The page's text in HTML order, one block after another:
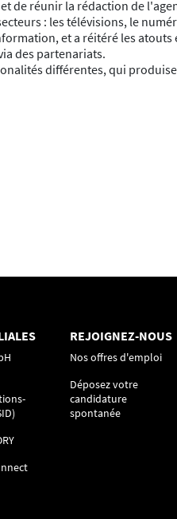
de réunir la rédaction de
: les télévisions, le
et a réitéré les atouts
des partenariats.
différentes, qui
REJOIGNEZ-NOUS
Nos offres d'emploi
Déposez votre
candidature
spontanée